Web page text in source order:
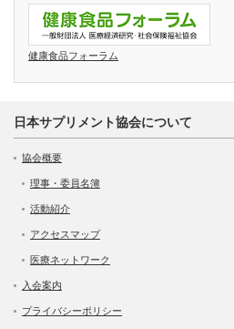
健康食品フォーラム
日本サプリメント協会について
協会概要
理事・委員名簿
活動紹介
アクセスマップ
医療ネットワーク
入会案内
プライバシーポリシー